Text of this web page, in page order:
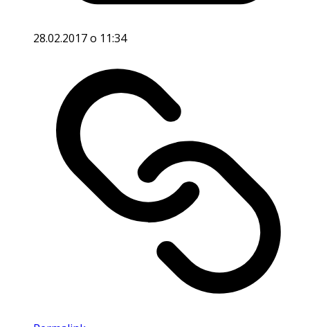
28.02.2017 o 11:34